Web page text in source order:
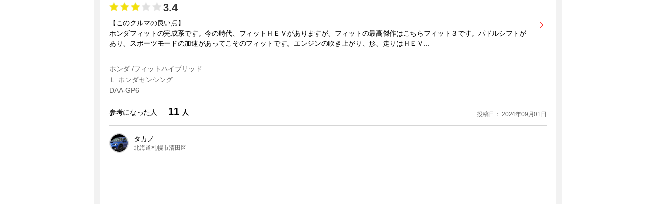
3.4
【このクルマの良い点】
ホンダフィットの完成系です。今の時代、フィットＨＥＶがありますが、フィットの最高傑作はこちらフィット３です。パドルシフトが
あり、スポーツモードの加速があってこそのフィットです。エンジンの吹き上がり、形、走りはＨＥＶ...
ホンダ /フィットハイブリッド
Ｌ ホンダセンシング
DAA-GP6
参考になった人 11 人 投稿日： 2024年09月01日
タカノ
北海道札幌市清田区